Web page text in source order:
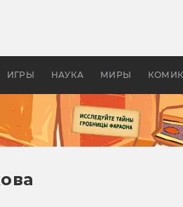
ИГРЫ НАУКА МИРЫ
апокалипсис, в России —